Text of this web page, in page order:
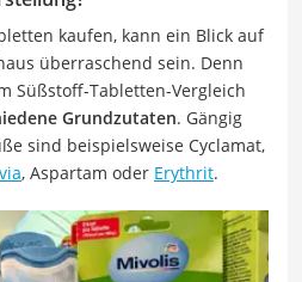
kaufen, kann ein Blick auf
überraschend sein. Denn
Süßstoff-Tabletten-Vergleich
Grundzutaten. Gängig
sind beispielsweise Cyclamat,
, Aspartam oder Erythrit.